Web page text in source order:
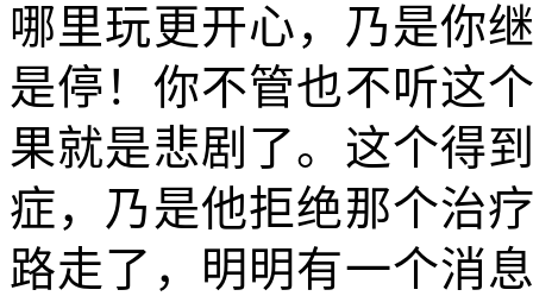
哪里玩更开心，乃是你
是停！你不管也不听这
果就是悲剧了。这个得
症，乃是他拒绝那个治
路走了，明明有一个消